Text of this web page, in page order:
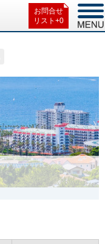
お問合せ
リスト+0